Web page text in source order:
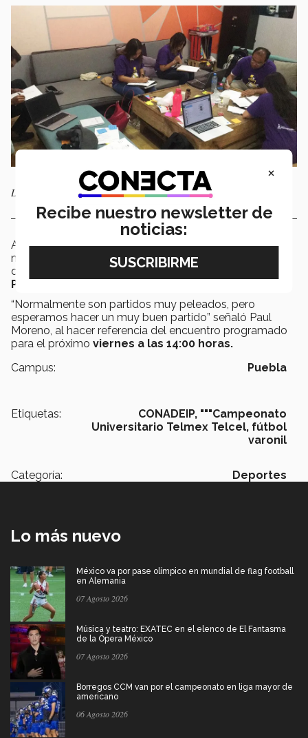
La media cancha funcionó bien
Ahora el cuadro “lanudo” se preparará para una aduana
muy importante en la ciudad deAguascalientes,
donde enfrentarán a lasPanteras de la Universidad
Panamericana Bonaterra (UP).
“Normalmente son partidos muy peleados, pero
esperamos hacer un muy buen partido” señaló Paul
Moreno, al hacer referencia del encuentro programado
para el próximo viernes a las 14:00 horas.
Campus:
Puebla
Etiquetas: CONADEIP, """Campeonato
Universitario Telmex Telcel, fútbol
varonil
Categoría: Deportes
Lo más nuevo
México va por pase olímpico en mundial de flag football
en Alemania
07 Agosto 2026
Música y teatro: EXATEC en el elenco de El Fantasma
de la Ópera México
07 Agosto 2026
Borregos CCM van por el campeonato en liga mayor de
americano
06 Agosto 2026
×
Recibe nuestro newsletter de
noticias: